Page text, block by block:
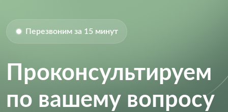
Перезвоним за 15 минут
Проконсультируем
по вашему вопросу